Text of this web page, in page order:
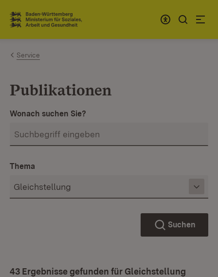
Zum Inhalt springen
Link zur Startseite
Service
Publikationen
Wonach suchen Sie?
Thema
Suchen
43 Ergebnisse gefunden für Gleichstellung